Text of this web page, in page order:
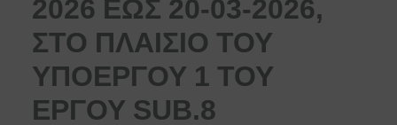
ΣΤΟ ΠΛΑΙΣΙΟ ΤΟΥ
ΥΠΟΕΡΓΟΥ 1 ΤΟΥ
ΕΡΓΟΥ SUB.8